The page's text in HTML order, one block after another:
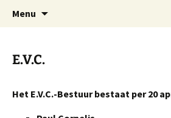
Hoofdplaat.com
Dorp achter de dijk
Menu
E.V.C.
Het E.V.C.-Bestuur bestaat per 20